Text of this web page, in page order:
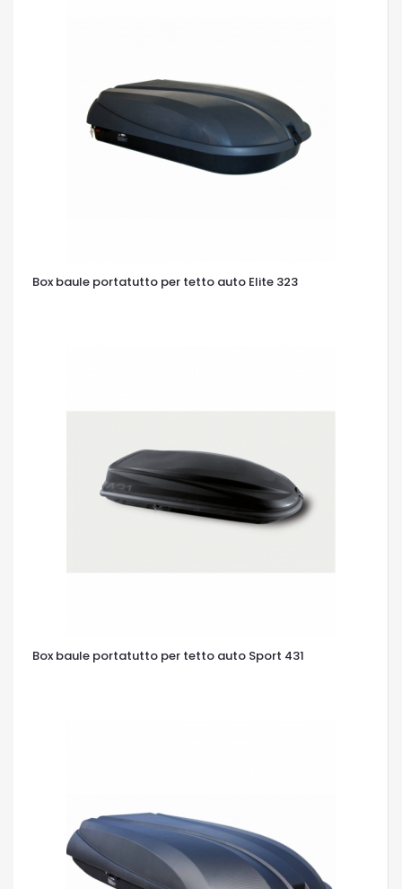
Box baule portatutto per tetto auto Elite 323
Box baule portatutto per tetto auto Sport 431